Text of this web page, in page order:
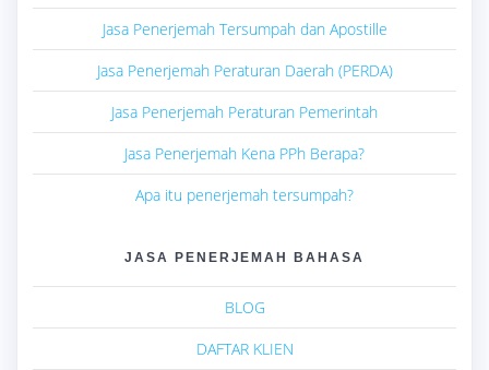
Jasa Penerjemah Tersumpah dan Apostille
Jasa Penerjemah Peraturan Daerah (PERDA)
Jasa Penerjemah Peraturan Pemerintah
Jasa Penerjemah Kena PPh Berapa?
Apa itu penerjemah tersumpah?
JASA PENERJEMAH BAHASA
BLOG
DAFTAR KLIEN